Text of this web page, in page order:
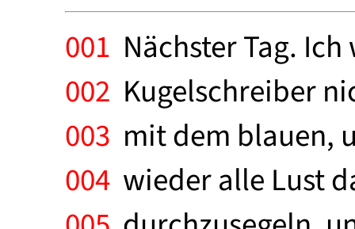
001 Nächster Tag.
002 Kugelschreiber
003 mit dem blauen,
004 wieder alle Lust